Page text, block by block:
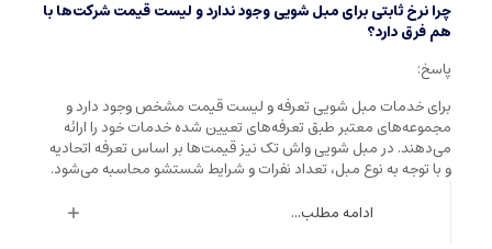
چرا نرخ ثابتی برای مبل شویی وجود ندارد و لیست قیمت شرکت‌ها با
هم فرق دارد؟
پاسخ:
برای خدمات مبل شویی تعرفه و لیست قیمت مشخص وجود دارد و
مجموعه‌های معتبر طبق تعرفه‌های تعیین شده خدمات خود را ارائه
می‌دهند. در مبل شویی واش تک نیز قیمت‌ها بر اساس تعرفه اتحادیه
و با توجه به نوع مبل، تعداد نفرات و شرایط شستشو محاسبه می‌شود.
ادامه مطلب...